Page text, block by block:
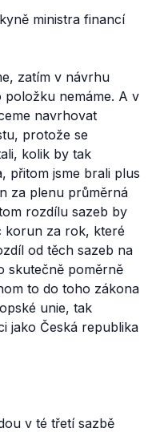
ministra financí
zatím v návrhu
nemáme. A v
navrhovat
protože se
kolik by tak
přitom jsme brali plus
za plenu průměrná
rozdílu sazeb by
korun za rok, které
od těch sazeb na
skutečně poměrně
to do toho zákona
unie, tak
jako Česká republika
v té třetí sazbě